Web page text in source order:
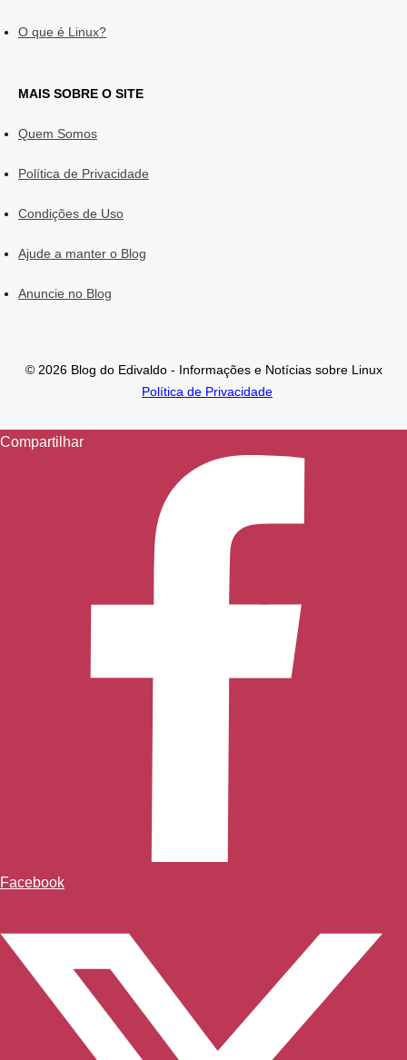
O que é Linux?
MAIS SOBRE O SITE
Quem Somos
Política de Privacidade
Condições de Uso
Ajude a manter o Blog
Anuncie no Blog
© 2026 Blog do Edivaldo - Informações e Notícias sobre Linux
Política de Privacidade
Compartilhar
Facebook